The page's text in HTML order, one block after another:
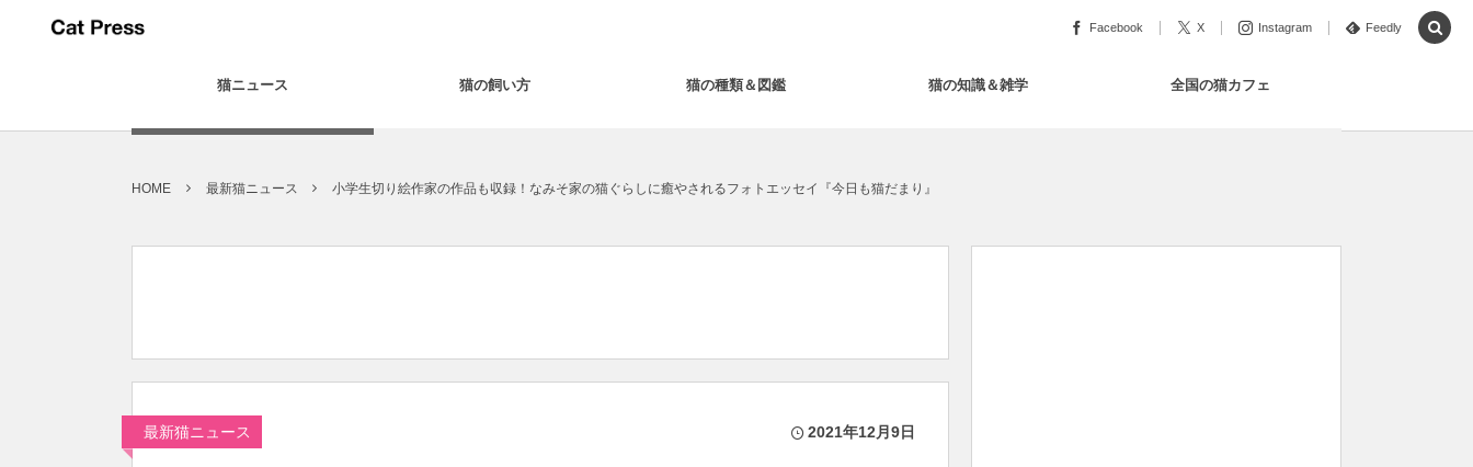
Facebook X Instagram Feedly
猫ニュース 猫の飼い方 猫の種類＆図鑑 猫の知識＆雑学 全国の猫カフェ
HOME 最新猫ニュース 小学生切り絵作家の作品も収録！なみそ家の猫ぐらしに癒やされるフォトエッセイ『今日も猫だまり』
最新猫ニュース 2021年12月9日